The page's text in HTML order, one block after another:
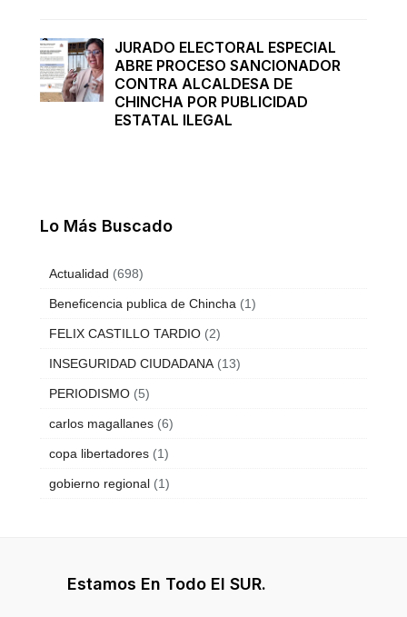
JURADO ELECTORAL ESPECIAL
ABRE PROCESO SANCIONADOR
CONTRA ALCALDESA DE
CHINCHA POR PUBLICIDAD
ESTATAL ILEGAL
Lo Más Buscado
Actualidad (698)
Beneficencia publica de Chincha (1)
FELIX CASTILLO TARDIO (2)
INSEGURIDAD CIUDADANA (13)
PERIODISMO (5)
carlos magallanes (6)
copa libertadores (1)
gobierno regional (1)
Estamos En Todo El SUR.